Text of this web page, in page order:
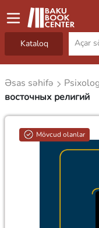
Kataloq
Əsas səhifə
восточных религий
Mövcud olanlar